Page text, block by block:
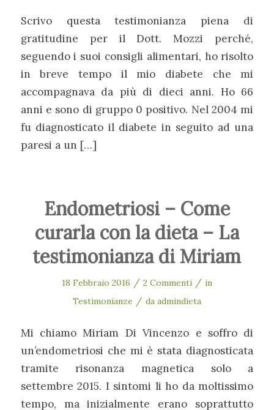
Scrivo questa testimonianza piena di
gratitudine per il Dott. Mozzi perché,
seguendo i suoi consigli alimentari, ho risolto
in breve tempo il mio diabete che mi
accompagnava da più di dieci anni. Ho 66
anni e sono di gruppo 0 positivo. Nel 2004 mi
fu diagnosticato il diabete in seguito ad una
paresi a un […]
Endometriosi – Come
curarla con la dieta – La
testimonianza di Miriam
18 Febbraio 2016 / 2 Commenti / in
Testimonianze / da admindieta
Mi chiamo Miriam Di Vincenzo e soffro di
un’endometriosi che mi è stata diagnosticata
tramite risonanza magnetica solo a
settembre 2015. I sintomi li ho da moltissimo
tempo, ma inizialmente erano soprattutto